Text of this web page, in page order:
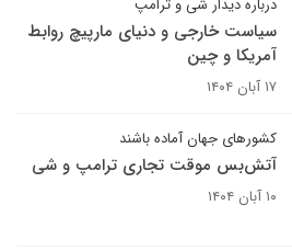
درباره دیدار شی و ترامپ
سیاست خارجی و دنیای مارپیچ روابط
آمریکا و چین
۱۷ آبان ۱۴۰۴
کشورهای جهان آماده باشند
آتش‌بس موقت تجاری ترامپ و شی
۱۰ آبان ۱۴۰۴